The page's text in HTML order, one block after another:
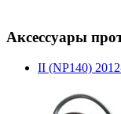
Аксессуары
II (NP140)